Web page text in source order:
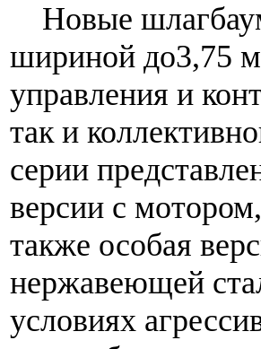
Новые
шириной до3,75
управления и
так и
серии
версии с
также особая
нержавеющей
условиях